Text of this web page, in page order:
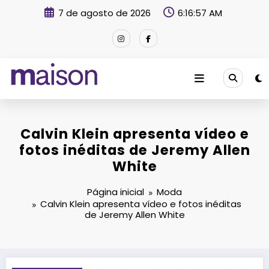
7 de agosto de 2026 6:16:58 AM
Revista Maison
Calvin Klein apresenta vídeo e
fotos inéditas de Jeremy Allen
White
Página inicial
Moda
Calvin Klein apresenta vídeo e fotos inéditas
de Jeremy Allen White